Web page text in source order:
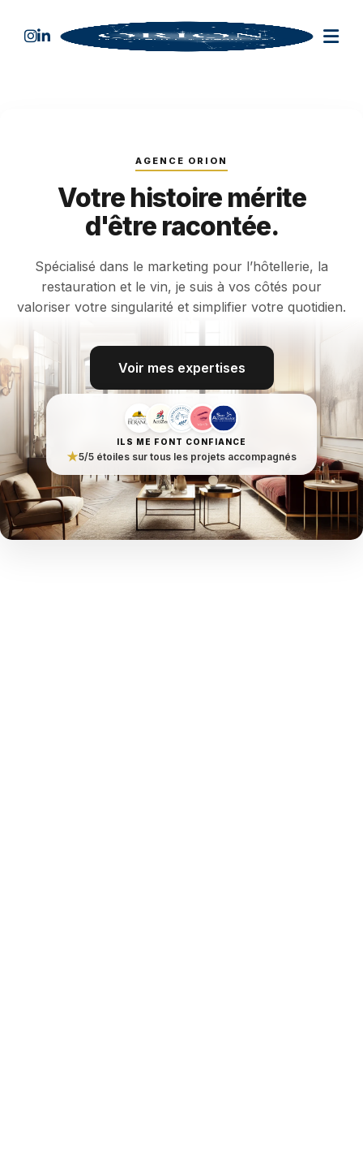
AGENCE ORION
Votre histoire mérite
d'être racontée.
Spécialisé dans le marketing pour l’hôtellerie, la
restauration et le vin, je suis à vos côtés pour
valoriser votre singularité et simplifier votre quotidien.
Voir mes expertises
ILS ME FONT CONFIANCE
★5/5 étoiles sur tous les projets accompagnés